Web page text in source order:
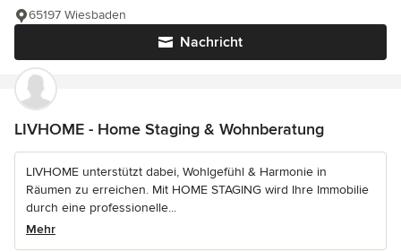
Nachricht
65197 Wiesbaden
LIVHOME - Home Staging & Wohnberatung
LIVHOME unterstützt dabei, Wohlgefühl & Harmonie in
Räumen zu erreichen. Mit HOME STAGING wird Ihre Immobilie
durch eine professionelle...
Mehr